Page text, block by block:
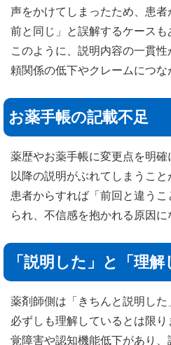
声をかけてしまったため、患
前と同じ」と誤解するケースも
このように、説明内容の一貫
頼関係の低下やクレームにつな
お薬手帳の記載不足
薬歴やお薬手帳に変更点を明
以降の説明がぶれてしまうこと
患者からすれば「前回と違う
られ、不信感を抱かれる原因に
「説明した」と「理
薬剤師側は「きちんと説明し
必ずしも理解しているとは限
覚障害や認知機能低下があり